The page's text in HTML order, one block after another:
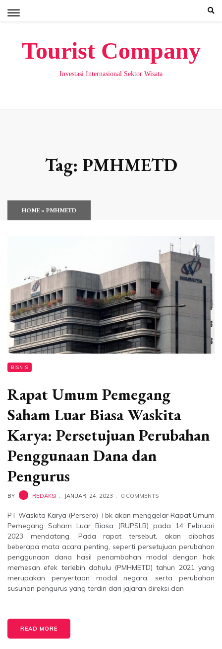
Tourist Company
Investasi Internasional Sektor Wisata
Tag: PMHMETD
HOME»PMHMETD
BISNIS
Rapat Umum Pemegang
Saham Luar Biasa Waskita
Karya: Persetujuan Perubahan
Penggunaan Dana dan
Pengurus
BY REDAKSI JANUARI 24, 2023 0 COMMENTS
PT Waskita Karya (Persero) Tbk akan menggelar Rapat Umum
Pemegang Saham Luar Biasa (RUPSLB) pada 14 Februari
2023 mendatang. Pada rapat tersebut, akan dibahas
beberapa mata acara penting, seperti persetujuan perubahan
penggunaan dana hasil penambahan modal dengan hak
memesan efek terlebih dahulu (PMHMETD) tahun 2021 yang
merupakan penyertaan modal negara, serta perubahan
susunan pengurus yang terdiri dari jajaran direksi dan
READ MORE